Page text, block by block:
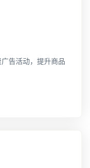
告活动，提升商品